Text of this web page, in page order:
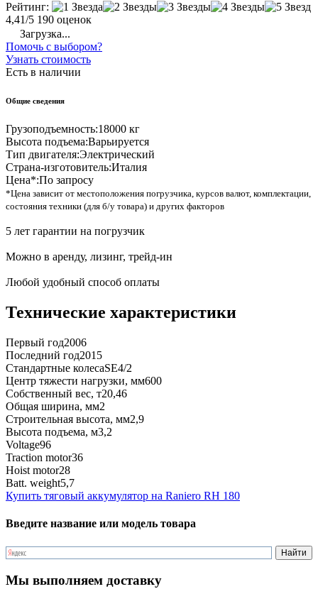
Рейтинг:
4,41/5 190 оценок
Загрузка...
Помочь с выбором?
Узнать стоимость
Есть в наличии
Общие сведения
Грузоподъемность:18000 кг
Высота подъема:Варьируется
Тип двигателя:Электрический
Страна-изготовитель:Италия
Цена*:По запросу
*Цена зависит от местоположения погрузчика, курсов валют, комплектации,
состояния техники (для б/у товара) и других факторов
5 лет гарантии на погрузчик
Можно в аренду, лизинг, трейд-ин
Любой удобный способ оплаты
Технические характеристики
Первый год2006
Последний год2015
Стандартные колесаSE4/2
Центр тяжести нагрузки, мм600
Собственный вес, т20,46
Общая ширина, мм2
Строительная высота, мм2,9
Высота подъема, м3,2
Voltage96
Traction motor36
Hoist motor28
Batt. weight5,7
Купить тяговый аккумулятор на Raniero RH 180
Введите название или модель товара
Мы выполняем доставку